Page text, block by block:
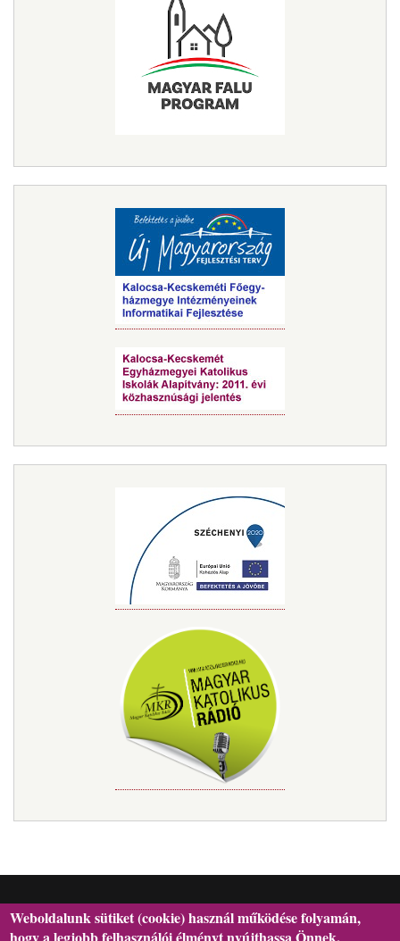
Weboldalunk sütiket (cookie) használ működése folyamán,